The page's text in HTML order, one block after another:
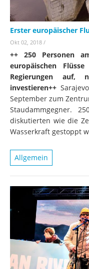
Erster europäischer
Okt 02, 2018 /
++ 250 Personen
europäischen
Regierungen
investieren++
September zum
Staudammgegner.
diskutierten wie die
Wasserkraft gestoppt
Allgemein